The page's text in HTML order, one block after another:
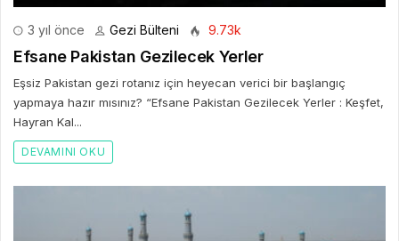
3 yıl önce Gezi Bülteni 9.73k
Efsane Pakistan Gezilecek Yerler
Eşsiz Pakistan gezi rotanız için heyecan verici bir başlangıç
yapmaya hazır mısınız? “Efsane Pakistan Gezilecek Yerler : Keşfet,
Hayran Kal...
DEVAMINI OKU